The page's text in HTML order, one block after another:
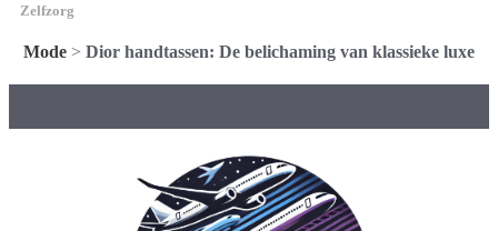
Zelfzorg
Mode > Dior handtassen: De belichaming van klassieke luxe